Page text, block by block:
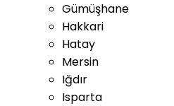
Gümüşhane
Hakkari
Hatay
Mersin
Iğdır
Isparta